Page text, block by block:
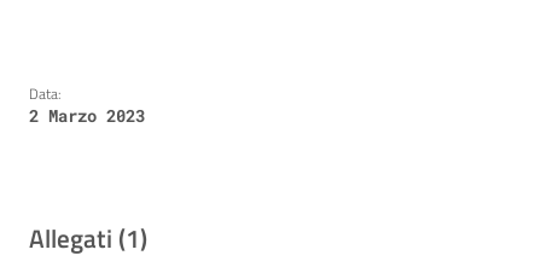
Data:
2 Marzo 2023
Allegati (1)